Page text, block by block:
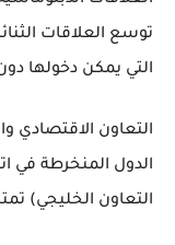
توسع العلاقات
التي يمكن دخولها
التعاون الاقتصادي
الدول المنخرطة في
التعاون الخليجي)